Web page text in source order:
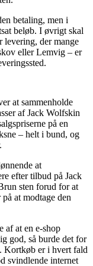
betaling, men i
beløb. I øvrigt skal
levering, der mange
eller Lemvig – er
at sammenholde
af Jack Wolfskin
på en
– helt i bund, og
at
efter tilbud på Jack
sten forud for at
at modtage den
af at en e-shop
god, så burde det for
Kortkøb er i hvert fald
svindlende internet